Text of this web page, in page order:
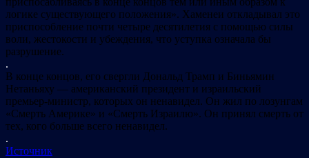
логике существующего положения». Хаменеи откладывал это
приспособление почти четыре десятилетия с помощью силы
воли, жестокости и убеждения, что уступка означала бы
разрушение.
.
В конце концов, его свергли Дональд Трамп и Биньямин
Нетаньяху — американский президент и израильский
премьер-министр, которых он ненавидел. Он жил по лозунгам
«Смерть Америке» и «Смерть Израилю». Он принял смерть от
тех, кого больше всего ненавидел.
.
Источник